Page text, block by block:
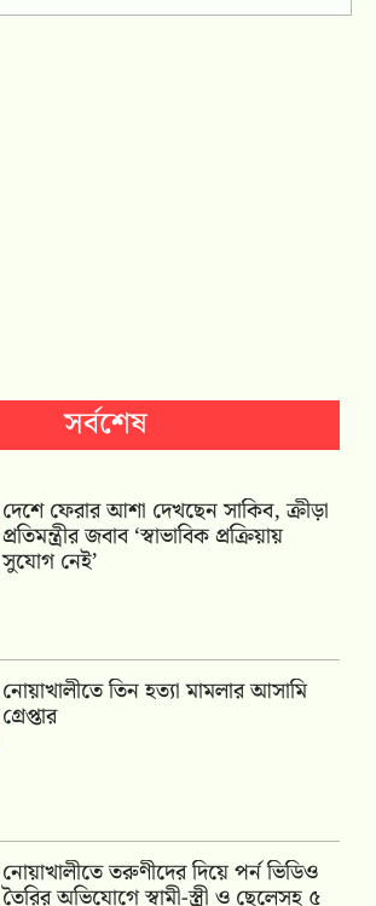
সর্বশেষ
দেশে ফেরার আশা দেখছেন সাকিব, ক্রীড়া
প্রতিমন্ত্রীর জবাব ‘স্বাভাবিক প্রক্রিয়ায়
সুযোগ নেই’
নোয়াখালীতে তিন হত্যা মামলার আসামি
গ্রেপ্তার
নোয়াখালীতে তরুণীদের দিয়ে পর্ন ভিডিও
তৈরির অভিযোগে স্বামী-স্ত্রী ও ছেলেসহ ৫